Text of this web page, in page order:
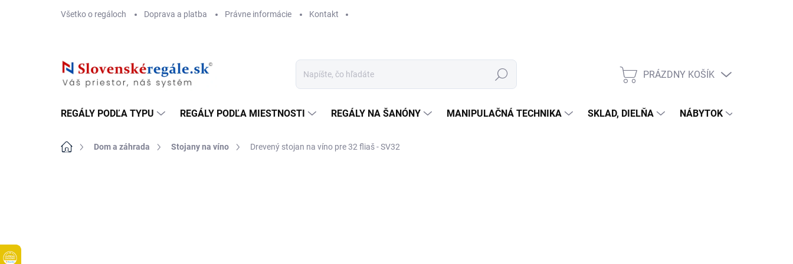
Všetko o regáloch Doprava a platba Právne informácie Kontakt
Hľadať
NÁKUPNÝ
PRÁZDNY KOŠÍK
REGÁLY PODĽA TYPU REGÁLY PODĽA MIESTNOSTI REGÁLY NA ŠANÓNY MANIPULAČNÁ TECHNIKA SKLAD, DIELŇA NÁBYTOK
DomovDom a záhrada Stojany na víno Drevený stojan na víno pre 32 fliaš - SV32